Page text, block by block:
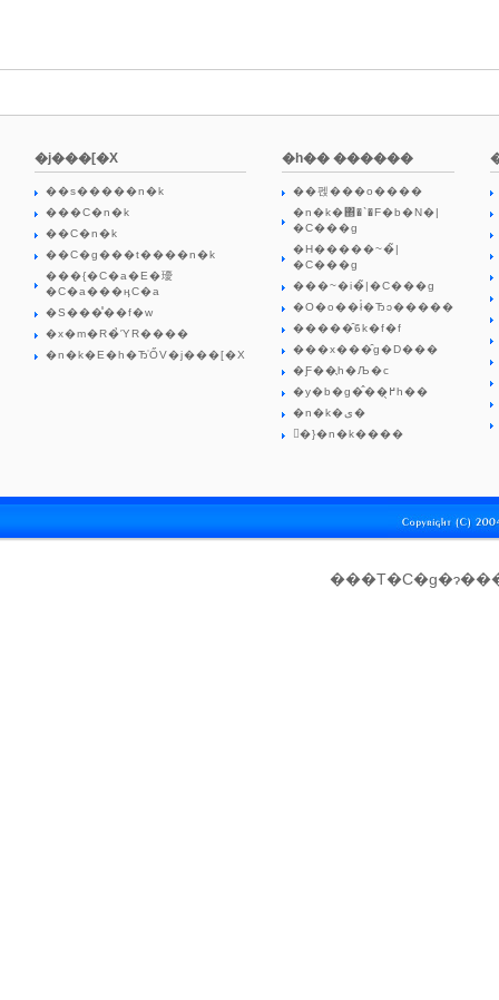
�j���[�X
��s�����n�k
���C�n�k
��C�n�k
��C�g���t����n�k
���{�C�a�E�瓇
�C�a���ӊC�a
�S���̊��f�w
�x�m�R�̉ΎR����
�n�k�E�h�Ђ̍ŐV�j���[�X
�h�� ������
��펝���o����
�n�k�΍�`�F�b�N�|
�C���g
�H�����~�̃|
�C���g
���~�i�̃|�C���g
�O�o��ł̔�Ђɔ�����
�����̑ϐk�f�f
���x���̑g�D���
�Ƒ��̖h�Љ�c
�y�b�g�̂��߂̖h��
�n�k�ی�
�ً}�n�k����